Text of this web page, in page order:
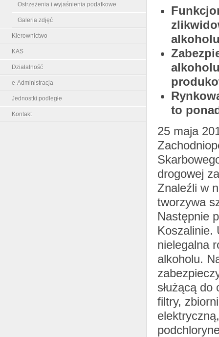
Ostrzeżenia i wyjaśnienia podatkowe
Galeria zdjęć
Kierownictwo
KAS
Działalność
e-Administracja
Jednostki podległe
Kontakt
to
25 maja
drogowej
Znaleźli w
tworzywa
Następnie
Koszalinie.
nielegalna
alkoholu.
służącą
filtry,